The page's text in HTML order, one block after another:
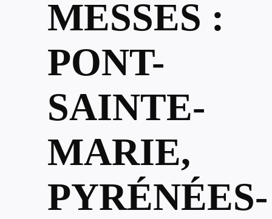
MESSES :
PONT-
SAINTE-
MARIE,
PYRÉNÉES-